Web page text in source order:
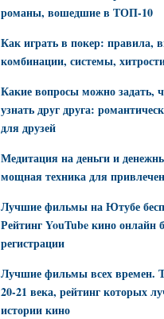
романы, вошедшие в ТОП-10
Как играть в покер: правила,
комбинации, системы,
Какие вопросы можно задать,
узнать друг друга:
для друзей
Медитация на деньги и
мощная техника для
Лучшие фильмы на Ютубе
Рейтинг YouTube кино онлайн
регистрации
Лучшие фильмы всех времен.
20-21 века, рейтинг которых
истории кино